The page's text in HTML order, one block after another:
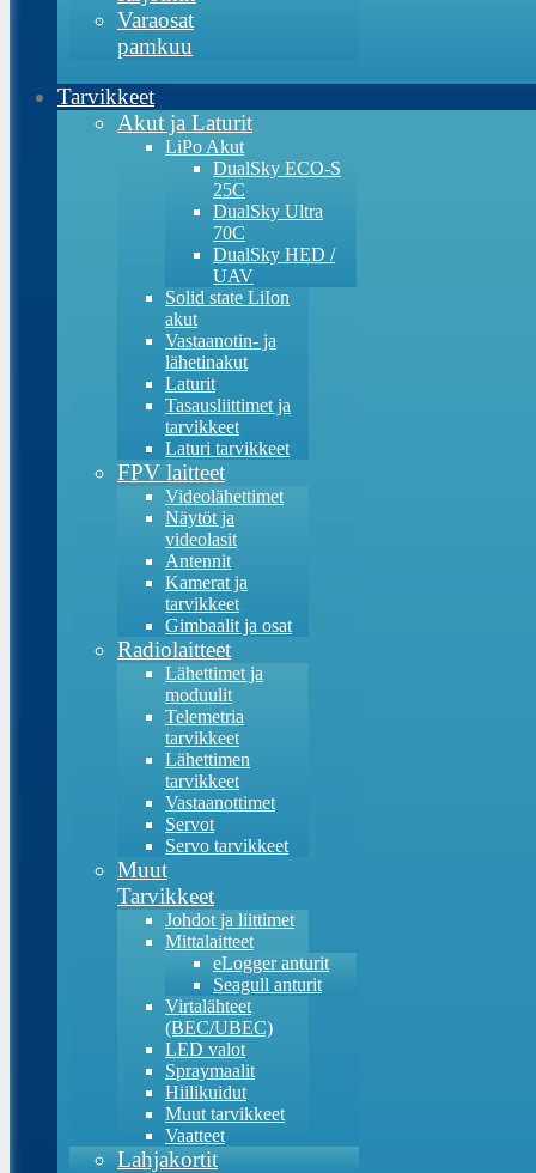
Varaosat
pamkuu
Tarvikkeet
Akut ja Laturit
LiPo Akut
DualSky ECO-S
25C
DualSky Ultra
70C
DualSky HED /
UAV
Solid state LiIon
akut
Vastaanotin- ja
lähetinakut
Laturit
Tasausliittimet ja
tarvikkeet
Laturi tarvikkeet
FPV laitteet
Videolähettimet
Näytöt ja
videolasit
Antennit
Kamerat ja
tarvikkeet
Gimbaalit ja osat
Radiolaitteet
Lähettimet ja
moduulit
Telemetria
tarvikkeet
Lähettimen
tarvikkeet
Vastaanottimet
Servot
Servo tarvikkeet
Muut
Tarvikkeet
Johdot ja liittimet
Mittalaitteet
eLogger anturit
Seagull anturit
Virtalähteet
(BEC/UBEC)
LED valot
Spraymaalit
Hiilikuidut
Muut tarvikkeet
Vaatteet
Lahjakortit